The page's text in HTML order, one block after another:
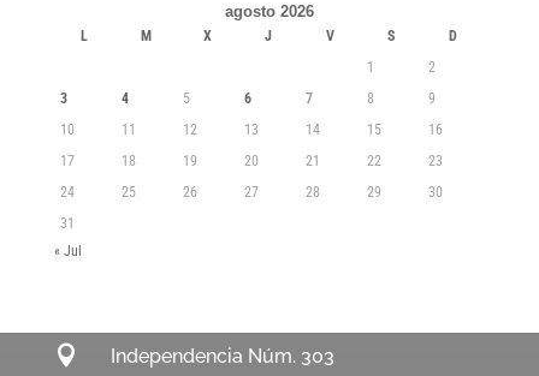
agosto 2026
L M X J V S
D
1
2
3
4 5 6 7 8
9
10
11 12 13 14 15
16
17
18 19 20 21 22
23
24
25 26 27 28 29
30
31
« Jul

Independencia Núm. 303